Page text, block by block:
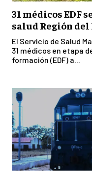
31 médicos EDF
salud Región del
El Servicio de Salud
31 médicos en etapa
formación (EDF) a...